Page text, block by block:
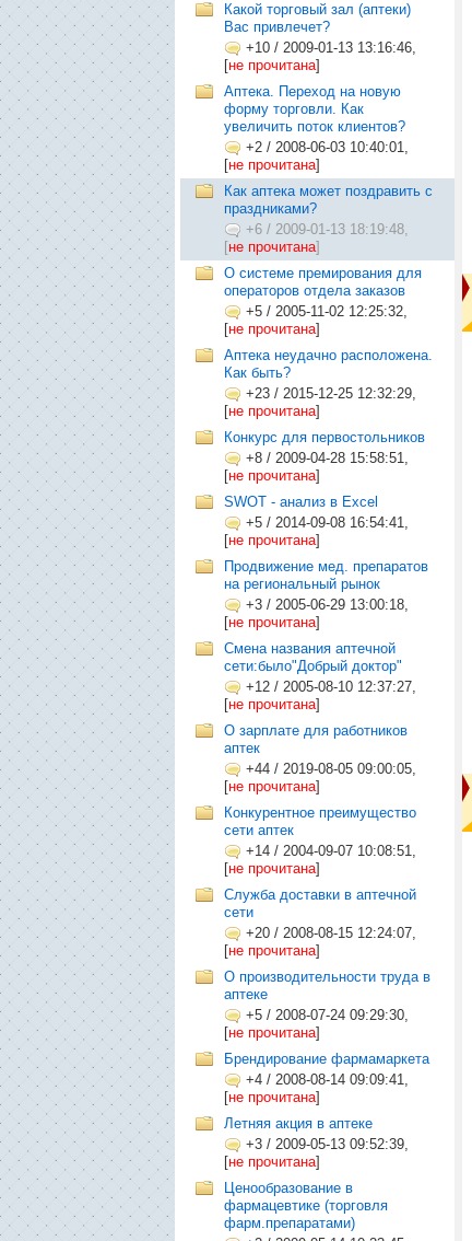
Какой торговый зал (аптеки)
Вас привлечет?
+10 / 2009-01-13 13:16:46,
[не прочитана]
Аптека. Переход на новую
форму торговли. Как
увеличить поток клиентов?
+2 / 2008-06-03 10:40:01,
[не прочитана]
Как аптека может поздравить с
праздниками?
+6 / 2009-01-13 18:19:48,
[не прочитана]
О системе премирования для
операторов отдела заказов
+5 / 2005-11-02 12:25:32,
[не прочитана]
Аптека неудачно расположена.
Как быть?
+23 / 2015-12-25 12:32:29,
[не прочитана]
Конкурс для первостольников
+8 / 2009-04-28 15:58:51,
[не прочитана]
SWOT - анализ в Excel
+5 / 2014-09-08 16:54:41,
[не прочитана]
Продвижение мед. препаратов
на региональный рынок
+3 / 2005-06-29 13:00:18,
[не прочитана]
Смена названия аптечной
сети:было"Добрый доктор"
+12 / 2005-08-10 12:37:27,
[не прочитана]
О зарплате для работников
аптек
+44 / 2019-08-05 09:00:05,
[не прочитана]
Конкурентное преимущество
сети аптек
+14 / 2004-09-07 10:08:51,
[не прочитана]
Служба доставки в аптечной
сети
+20 / 2008-08-15 12:24:07,
[не прочитана]
О производительности труда в
аптеке
+5 / 2008-07-24 09:29:30,
[не прочитана]
Брендирование фармамаркета
+4 / 2008-08-14 09:09:41,
[не прочитана]
Летняя акция в аптеке
+3 / 2009-05-13 09:52:39,
[не прочитана]
Ценообразование в
фармацевтике (торговля
фарм.препаратами)